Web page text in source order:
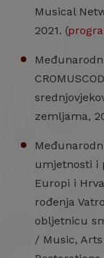
Musical
2021. (
zemljama,
umjetnosti i
Europi i
rođenja
obljetnicu
/ Music,